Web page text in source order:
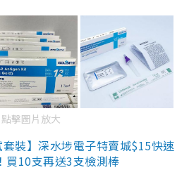
點擊圖片放大
裝】深水埗電子特賣城$15快速
買10支再送3支檢測棒